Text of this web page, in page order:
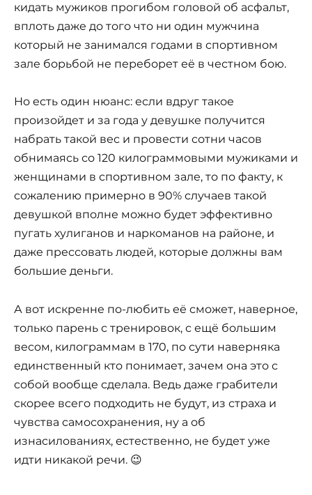
кидать мужиков прогибом головой об асфальт,
вплоть даже до того что ни один мужчина
который не занимался годами в спортивном
зале борьбой не переборет её в честном бою.
Но есть один нюанс: если вдруг такое
произойдет и за года у девушке получится
набрать такой вес и провести сотни часов
обнимаясь со 120 килограммовыми мужиками и
женщинами в спортивном зале, то по факту, к
сожалению примерно в 90% случаев такой
девушкой вполне можно будет эффективно
пугать хулиганов и наркоманов на районе, и
даже прессовать людей, которые должны вам
большие деньги.
А вот искренне по-любить её сможет, наверное,
только парень с тренировок, с ещё большим
весом, килограммам в 170, по сути наверняка
единственный кто понимает, зачем она это с
собой вообще сделала. Ведь даже грабители
скорее всего подходить не будут, из страха и
чувства самосохранения, ну а об
изнасилованиях, естественно, не будет уже
идти никакой речи. 😉